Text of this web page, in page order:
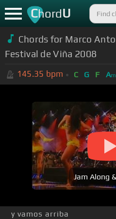
ChordU
Chords for Marco
Festival de Viña 2008
145.35 bpm C G F Am
Jam Along
y vamos arriba